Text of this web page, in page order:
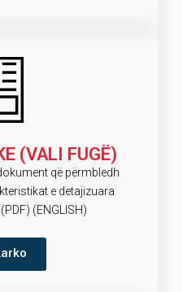
(VALI FUGË)
që përmbledh
e detajizuara
(ENGLISH)